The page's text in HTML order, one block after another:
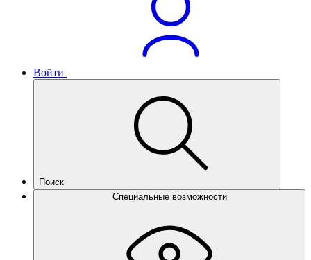
Войти
Поиск
Специальные возможности